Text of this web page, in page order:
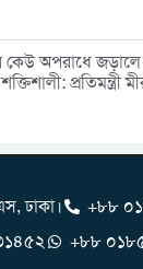
কেউ অপরাধে
প্রতিমন্ত্রী
ঢাকা।
+৮৮
+৮৮